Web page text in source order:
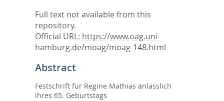
Full text not available from this
repository.
Official URL: https://www.oag.uni-
hamburg.de/moag/moag-148.html
Abstract
Festschrift für Regine Mathias anlässlich
ihres 65. Geburtstags